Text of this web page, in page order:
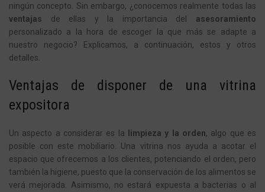
ningún concepto. Sin embargo, ¿conocemos realmente todas las
ventajas de ellas y la importancia del asesoramiento
personalizado a la hora de escoger la que más se adapte a
nuestro negocio? Explicamos, a continuación, estos y otros
detalles.
Ventajas de disponer de una vitrina
expositora
Un aspecto a considerar es la limpieza y la orden, algo que es
posible con este mobiliario. Una vitrina nos ayuda a acotar el
espacio que ofrecemos a los clientes, potenciando el orden, pero
también la higiene, puesto que la conservación de los alimentos se
verá mejorada. Asimismo, no estará expuesta a bacterias o al